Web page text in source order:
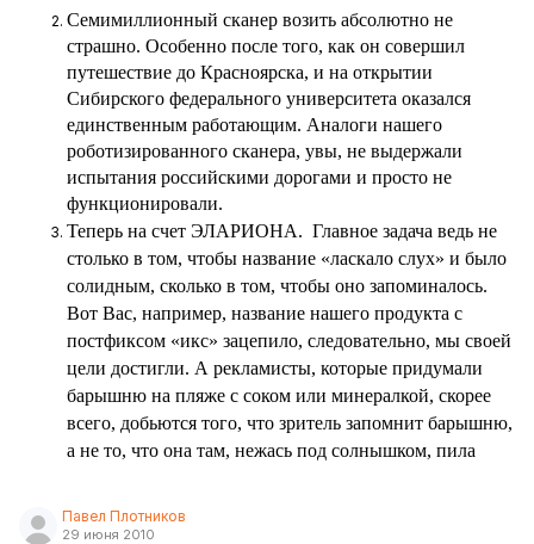
Семимиллионный сканер возить абсолютно не
страшно. Особенно после того, как он совершил
путешествие до Красноярска, и на открытии
Сибирского федерального университета оказался
единственным работающим. Аналоги нашего
роботизированного сканера, увы, не выдержали
испытания российскими дорогами и просто не
функционировали.
Теперь на счет ЭЛАРИОНА. Главное задача ведь не
столько в том, чтобы название «ласкало слух» и было
солидным, сколько в том, чтобы оно запоминалось.
Вот Вас, например, название нашего продукта с
постфиксом «икс» зацепило, следовательно, мы своей
цели достигли. А рекламисты, которые придумали
барышню на пляже с соком или минералкой, скорее
всего, добьются того, что зритель запомнит барышню,
а не то, что она там, нежась под солнышком, пила
Павел Плотников
29 июня 2010